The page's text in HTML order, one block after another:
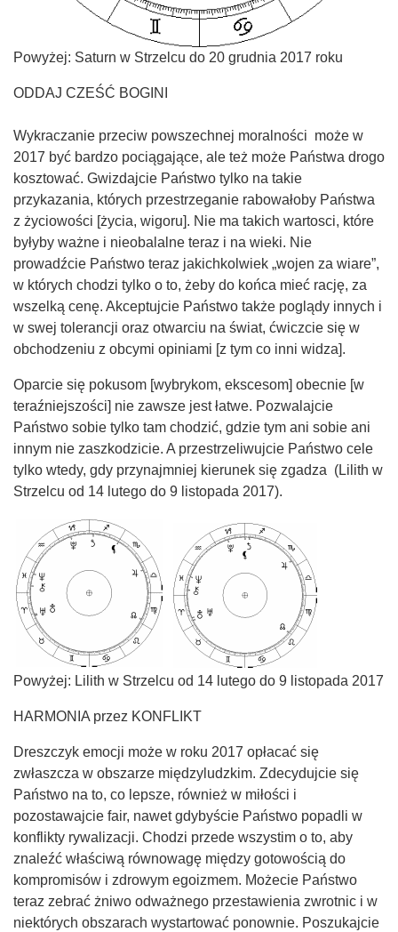
Powyżej: Saturn w Strzelcu do 20 grudnia 2017 roku
ODDAJ CZEŚĆ BOGINI
Wykraczanie przeciw powszechnej moralności może w
2017 być bardzo pociągające, ale też może Państwa drogo
kosztować. Gwizdajcie Państwo tylko na takie
przykazania, których przestrzeganie rabowałoby Państwa
z życiowości [życia, wigoru]. Nie ma takich wartosci, które
byłyby ważne i nieobalalne teraz i na wieki. Nie
prowadźcie Państwo teraz jakichkolwiek „wojen za wiare”,
w których chodzi tylko o to, żeby do końca mieć rację, za
wszelką cenę. Akceptujcie Państwo także poglądy innych i
w swej tolerancji oraz otwarciu na świat, ćwiczcie się w
obchodzeniu z obcymi opiniami [z tym co inni widza].
Oparcie się pokusom [wybrykom, ekscesom] obecnie [w
teraźniejszości] nie zawsze jest łatwe. Pozwalajcie
Państwo sobie tylko tam chodzić, gdzie tym ani sobie ani
innym nie zaszkodzicie. A przestrzeliwujcie Państwo cele
tylko wtedy, gdy przynajmniej kierunek się zgadza (Lilith w
Strzelcu od 14 lutego do 9 listopada 2017).
Powyżej: Lilith w Strzelcu od 14 lutego do 9 listopada 2017
HARMONIA przez KONFLIKT
Dreszczyk emocji może w roku 2017 opłacać się
zwłaszcza w obszarze międzyludzkim. Zdecydujcie się
Państwo na to, co lepsze, również w miłości i
pozostawajcie fair, nawet gdybyście Państwo popadli w
konflikty rywalizacji. Chodzi przede wszystim o to, aby
znaleźć właściwą równowagę między gotowością do
kompromisów i zdrowym egoizmem. Możecie Państwo
teraz zebrać żniwo odważnego przestawienia zwrotnic i w
niektórych obszarach wystartować ponownie. Poszukajcie